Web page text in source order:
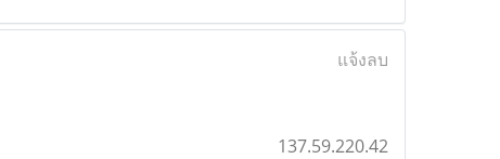
แจ้งลบ
137.59.220.42